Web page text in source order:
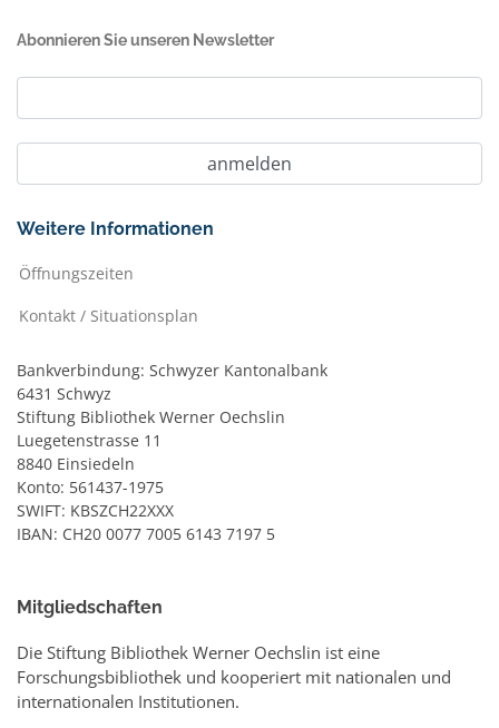
Abonnieren Sie unseren Newsletter
Weitere Informationen
Öffnungszeiten
Kontakt / Situationsplan
Bankverbindung: Schwyzer Kantonalbank
6431 Schwyz
Stiftung Bibliothek Werner Oechslin
Luegetenstrasse 11
8840 Einsiedeln
Konto: 561437-1975
SWIFT: KBSZCH22XXX
IBAN: CH20 0077 7005 6143 7197 5
Mitgliedschaften
Die Stiftung Bibliothek Werner Oechslin ist eine
Forschungsbibliothek und kooperiert mit nationalen und
internationalen Institutionen.